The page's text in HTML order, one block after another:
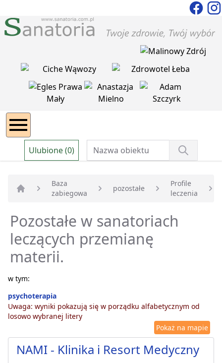
Ulubione (0)
Strona główna
Baza
zabiegowa
pozostałe
Profile
leczenia
Pozostałe w sanatoriach
leczących przemianę
materii.
w tym:
psychoterapia
Uwaga: wyniki pokazują się w porządku alfabetycznym od
losowo wybranej litery
Pokaż na mapie
NAMI - Klinika i Resort Medyczny